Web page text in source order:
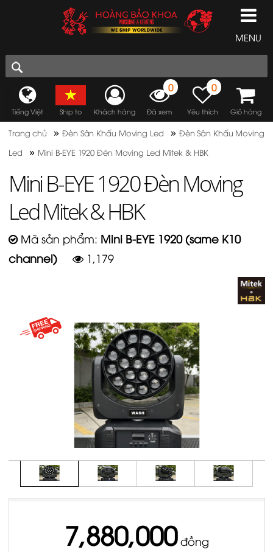
MENU
Tiếng Việt Ship to Khách hàng
0
Đã xem
0
Yêu thích Giỏ hàng
Trang chủ »Đèn Sân Khấu Moving Led » Đèn Sân Khấu Moving
Led
» Mini B-EYE 1920 Đèn Moving Led Mitek & HBK
Mini B-EYE 1920 Đèn Moving
Led Mitek & HBK
Mã sản phẩm: Mini B-EYE 1920 (same K10
channel)
1,179
7,880,000đồng